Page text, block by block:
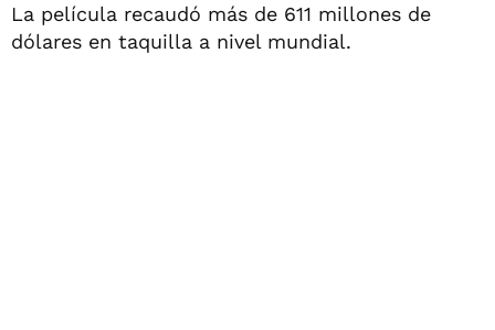
La película recaudó más de 611 millones de
dólares en taquilla a nivel mundial.